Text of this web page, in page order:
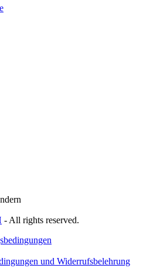
- All rights reserved.
und Widerrufsbelehrung